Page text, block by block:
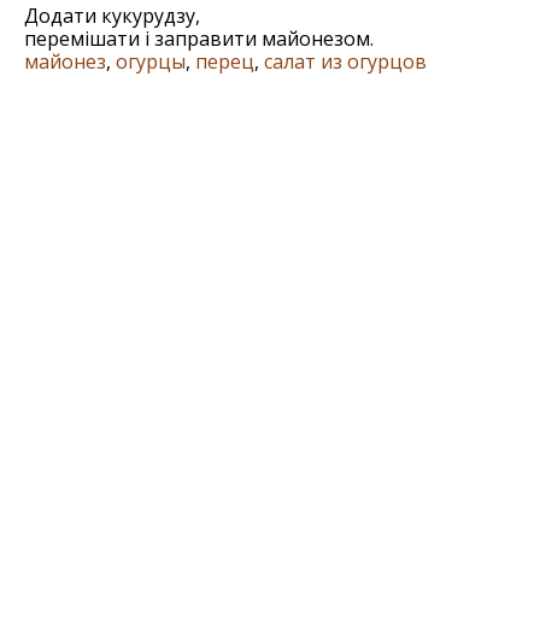
Додати кукурудзу,
перемішати і заправити майонезом.
майонез, огурцы, перец, салат из огурцов